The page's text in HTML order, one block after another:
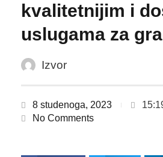
kvalitetnijim i
uslugama za
Izvor
8 studenoga, 2023
No Comments